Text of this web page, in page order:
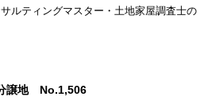
ルティングマスター・土地家屋調査士の
譲地 No.1,506